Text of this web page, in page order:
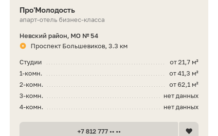
Про'Молодость
апарт-отель бизнес-класса
Невский район, МО № 54
Проспект Большевиков, 3.3 км
от 21,7 м²
Студии
от 41,3 м²
1-комн.
от 62,1 м²
2-комн.
нет данных
3-комн.
нет данных
4-комн.
+7 812 777 •• ••